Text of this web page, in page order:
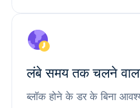
लंबे समय तक चलने
ब्लॉक होने के डर के बिना